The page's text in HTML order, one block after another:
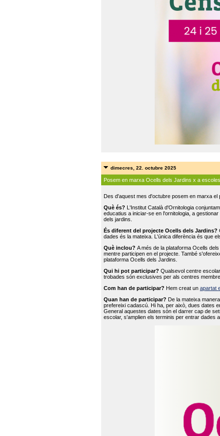
dimecres, 22. octubre 2025
Posem en marxa Ocells dels Jardins x a escoles
Des d'aquest mes d'octubre posem en marxa
Què és? L'Institut Català d'Ornitologia
educatius a iniciar-se en l'ornitologia, a
dels jardins.
És diferent del projecte Ocells dels Jardins?
dades és la mateixa. L'única diferència és que
Què inclou? A més de la plataforma Ocells
mentre participen en el projecte. També
plataforma Ocells dels Jardins.
Qui hi pot participar? Qualsevol centre
trobades són exclusives per als centres
Com han de participar? Hem creat un apartat
Quan han de participar? De la mateixa
prefereixi cadascú. Hi ha, per això, dues dates
General aquestes dates són el darrer cap de
escolar, s'amplien els terminis per entrar dades